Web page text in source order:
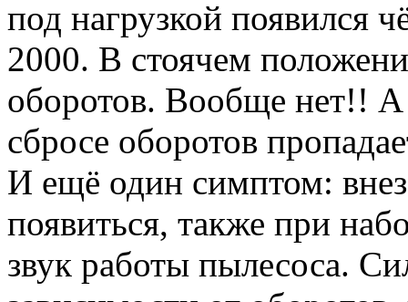
под нагрузкой появился
2000. В стоячем
оборотов. Вообще нет!!
сбросе оборотов
И ещё один симптом:
появиться, также при
звук работы пылесоса.